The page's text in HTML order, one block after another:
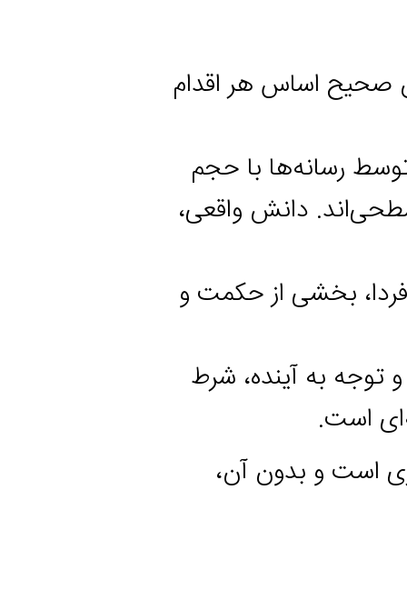
اساس هر اقدام
با حجم
دانش واقعی،
بخشی از حکمت و
به آینده، شرط
و بدون آن،